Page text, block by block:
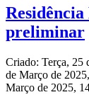
preliminar
Criado: Terça, 25
de Março de
Março de 2025,